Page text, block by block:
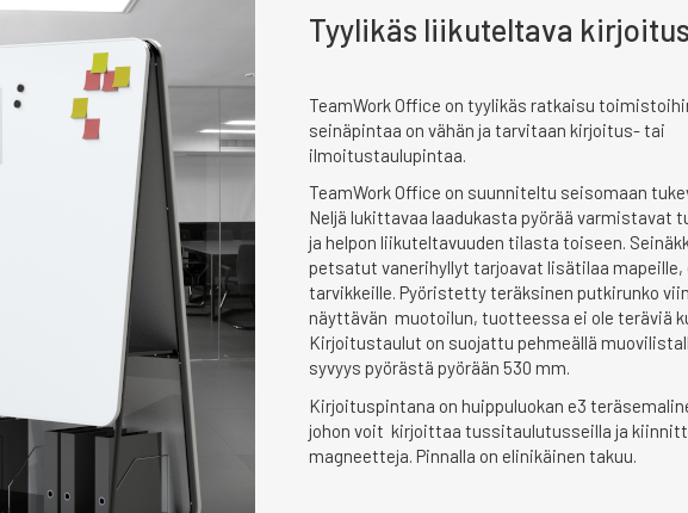
Tyylikäs liikuteltava
TeamWork Office on tyylikäs ratkaisu
seinäpintaa on vähän ja tarvitaan kirjoitus- tai
ilmoitustaulupintaa.
TeamWork Office on suunniteltu seisomaan
Neljä lukittavaa laadukasta pyörää varmistavat
ja helpon liikuteltavuuden tilasta toiseen.
petsatut vanerihyllyt tarjoavat lisätilaa
tarvikkeille. Pyöristetty teräksinen putkirunko
näyttävän muotoilun, tuotteessa ei ole teräviä
Kirjoitustaulut on suojattu pehmeällä
syvyys pyörästä pyörään 530 mm.
Kirjoituspintana on huippuluokan e3
johon voit kirjoittaa tussitaulutusseilla ja
magneetteja. Pinnalla on elinikäinen takuu.